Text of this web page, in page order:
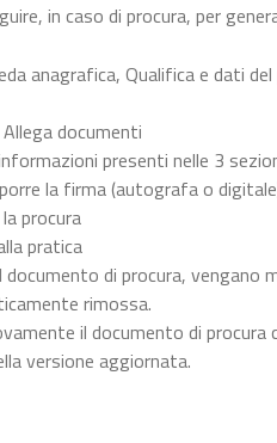
in caso di procura, per
anagrafica, Qualifica e dati
documenti
presenti nelle 3
la firma (autografa o
procura
pratica
di procura,
rimossa.
il documento di
versione aggiornata.